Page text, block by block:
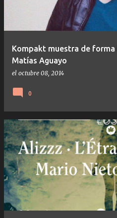
Kompakt muestra de
Matías Aguayo
el octubre 08, 2014
0